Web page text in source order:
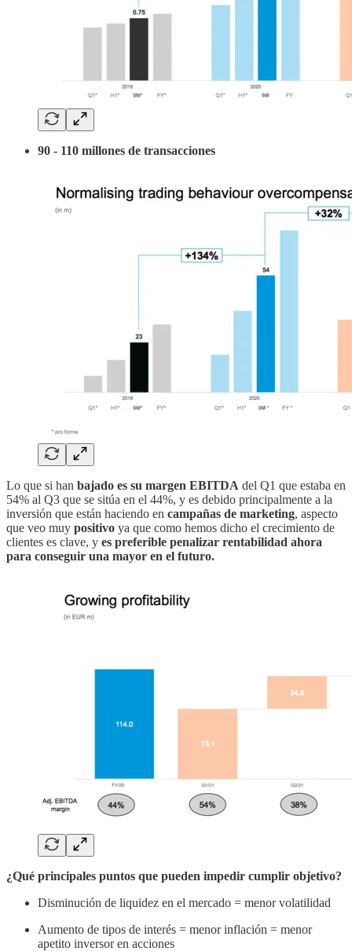
90 - 110 millones de transacciones
Lo que si han bajado es su margen EBITDA del Q1 que estaba en
54% al Q3 que se sitúa en el 44%, y es debido principalmente a la
inversión que están haciendo en campañas de marketing, aspecto
que veo muy positivo ya que como hemos dicho el crecimiento de
clientes es clave, y es preferible penalizar rentabilidad ahora
para conseguir una mayor en el futuro.
¿Qué principales puntos que pueden impedir cumplir objetivo?
Disminución de liquidez en el mercado = menor volatilidad
Aumento de tipos de interés = menor inflación = menor
apetito inversor en acciones